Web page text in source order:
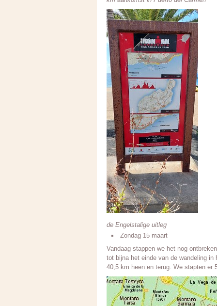
de Engelstalige uitleg
Zondag 15 maart
Vandaag stappen we het nog
tot bijna het einde van de wandeling
40,5 km heen en terug. We stapten er